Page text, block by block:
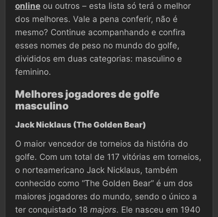
online ou outros – esta lista só terá o melhor
dos melhores. Vale a pena conferir, não é
mesmo? Continue acompanhando e confira
esses nomes de peso no mundo do golfe,
divididos em duas categorias: masculino e
feminino.
Melhores jogadores de golfe
masculino
Jack Nicklaus (The Golden Bear)
O maior vencedor de torneios da história do
golfe. Com um total de 117 vitórias em torneios,
o norteamericano Jack Nicklaus, também
conhecido como “The Golden Bear” é um dos
maiores jogadores do mundo, sendo o único a
ter conquistado 18 majors. Ele nasceu em 1940